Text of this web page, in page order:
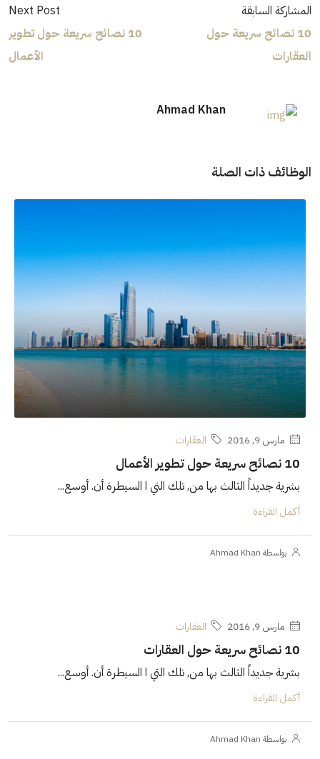
المشاركة السابقة
10 نصائح سريعة حول
العقارات
Next Post
10 نصائح سريعة حول تطوير
الأعمال
Ahmad Khan
الوظائف ذات الصلة
مارس 9, 2016 العقارات
10 نصائح سريعة حول تطوير الأعمال
بشرية جديداً الثالث بها من, تلك التي ا السيطرة أن. أوسع...
أكمل القراءة
بواسطة Ahmad Khan
مارس 9, 2016 العقارات
10 نصائح سريعة حول العقارات
بشرية جديداً الثالث بها من, تلك التي ا السيطرة أن. أوسع...
أكمل القراءة
بواسطة Ahmad Khan